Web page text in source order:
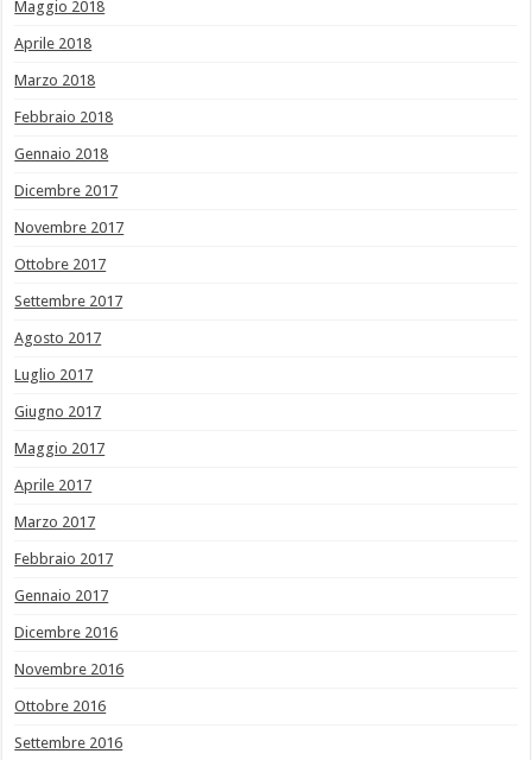
Maggio 2018
Aprile 2018
Marzo 2018
Febbraio 2018
Gennaio 2018
Dicembre 2017
Novembre 2017
Ottobre 2017
Settembre 2017
Agosto 2017
Luglio 2017
Giugno 2017
Maggio 2017
Aprile 2017
Marzo 2017
Febbraio 2017
Gennaio 2017
Dicembre 2016
Novembre 2016
Ottobre 2016
Settembre 2016